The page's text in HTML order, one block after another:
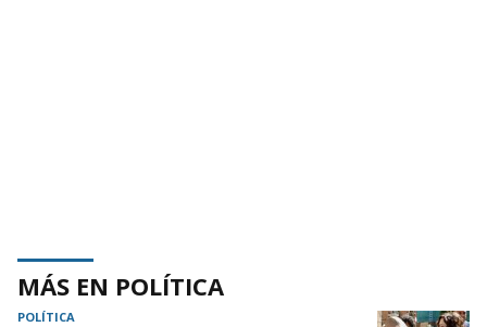
MÁS EN POLÍTICA
POLÍTICA